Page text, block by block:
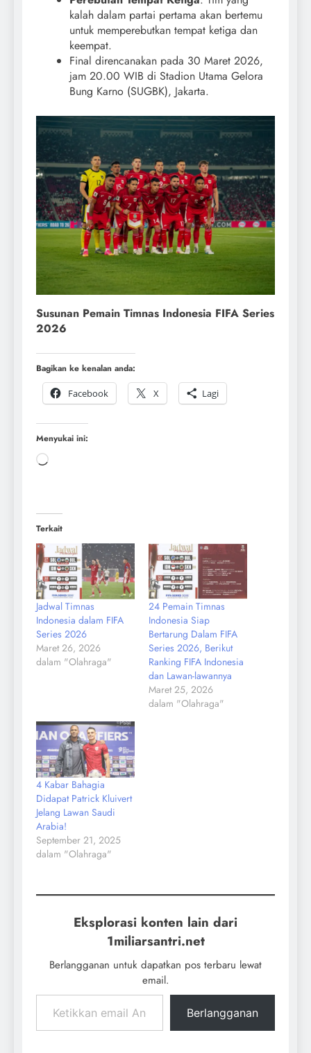
kalah dalam partai pertama akan bertemu
untuk memperebutkan tempat ketiga dan
keempat.
Final direncanakan pada 30 Maret 2026,
jam 20.00 WIB di Stadion Utama Gelora
Bung Karno (SUGBK), Jakarta.
Susunan Pemain Timnas Indonesia FIFA Series
2026
Bagikan ke kenalan anda:
Facebook
X Lagi
Menyukai ini:
Terkait
Jadwal Timnas
Indonesia dalam FIFA
Series 2026
Maret 26, 2026
dalam "Olahraga"
24 Pemain Timnas
Indonesia Siap
Bertarung Dalam FIFA
Series 2026, Berikut
Ranking FIFA Indonesia
dan Lawan-lawannya
Maret 25, 2026
dalam "Olahraga"
4 Kabar Bahagia
Didapat Patrick Kluivert
Jelang Lawan Saudi
Arabia!
September 21, 2025
dalam "Olahraga"
Eksplorasi konten lain dari
1miliarsantri.net
Berlangganan untuk dapatkan pos terbaru lewat
email.
Berlangganan